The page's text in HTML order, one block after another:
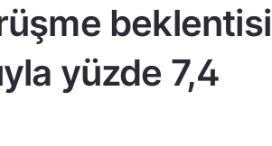
beklentisi
yüzde 7,4